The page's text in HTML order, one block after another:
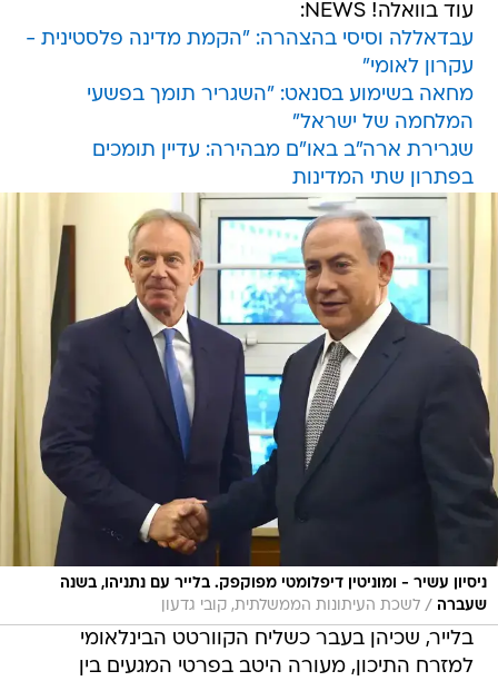
עוד בוואלה! NEWS:
עבדאללה וסיסי בהצהרה: "הקמת מדינה פלסטינית -
עקרון לאומי"
מחאה בשימוע בסנאט: "השגריר תומך בפשעי
המלחמה של ישראל"
שגרירת ארה"ב באו"ם מבהירה: עדיין תומכים
בפתרון שתי המדינות
ניסיון עשיר - ומוניטין דיפלומטי מפוקפק. בלייר עם נתניהו, בשנה
שעברה / לשכת העיתונות הממשלתית, קובי גדעון
בלייר, שכיהן בעבר כשליח הקוורטט הבינלאומי
למזרח התיכון, מעורה היטב בפרטי המגעים בין